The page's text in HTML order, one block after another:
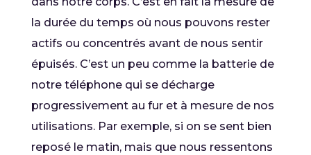
la durée du temps où nous pouvons rester
actifs ou concentrés avant de nous sentir
épuisés. C’est un peu comme la batterie de
notre téléphone qui se décharge
progressivement au fur et à mesure de nos
utilisations. Par exemple, si on se sent bien
reposé le matin, mais que nous ressentons